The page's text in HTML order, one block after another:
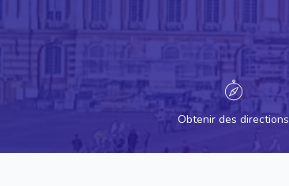
Obtenir des directions